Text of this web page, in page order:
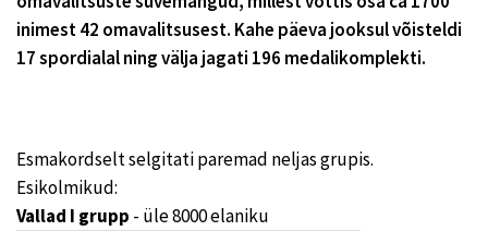
inimest 42 omavalitsusest. Kahe päeva jooksul võisteldi
17 spordialal ning välja jagati 196 medalikomplekti.
Esmakordselt selgitati paremad neljas grupis.
Esikolmikud:
Vallad I grupp - üle 8000 elaniku